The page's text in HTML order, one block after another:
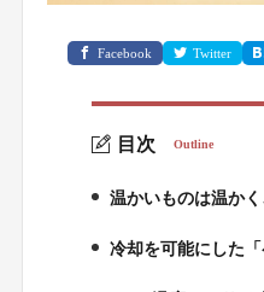
Facebook Twitter
目次 Outline
1.
温かいものは温か
2.
冷却を可能にした